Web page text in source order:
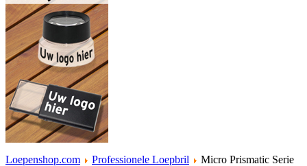
Loepenshop.com Professionele Loepbril Micro Prismatic Serie